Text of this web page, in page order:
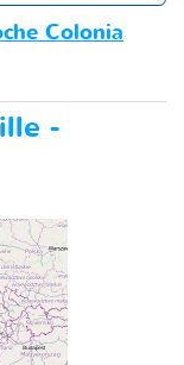
Colonia
-